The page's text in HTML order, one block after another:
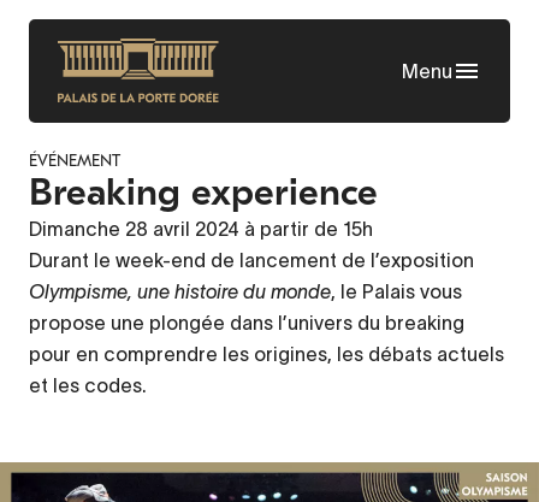
Aller
contenu
principal
Menu
ÉVÉNEMENT
Breaking experience
Dimanche 28 avril 2024 à partir de 15h
Durant le week-end de lancement de l’exposition
Olympisme, une histoire du monde, le Palais vous
propose une plongée dans l’univers du breaking
pour en comprendre les origines, les débats actuels
et les codes.